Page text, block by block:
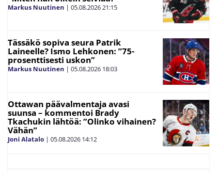
Markus Nuutinen | 05.08.202621:15
Tässäkö sopiva seura Patrik
Laineelle? Ismo Lehkonen: ”75-
prosenttisesti uskon”
Markus Nuutinen | 05.08.2026 18:03
Ottawan päävalmentaja avasi
suunsa – kommentoi Brady
Tkachukin lähtöä: ”Olinko vihainen?
Vähän”
Joni Alatalo | 05.08.2026 14:12